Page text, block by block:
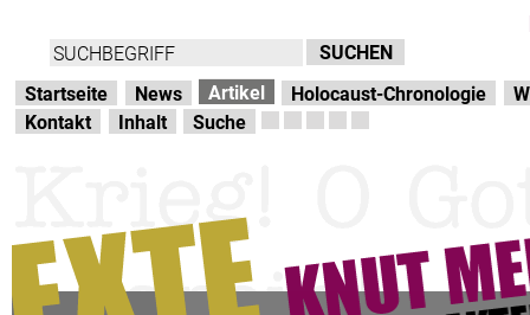
Startseite News Artikel Holocaust-Chronologie
Kontakt
Inhalt Suche